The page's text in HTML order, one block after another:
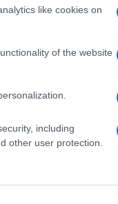
like cookies on
of the website
including
other user protection.
aGPS (USA), Glonass
Az akkumulátor nem vehetõ